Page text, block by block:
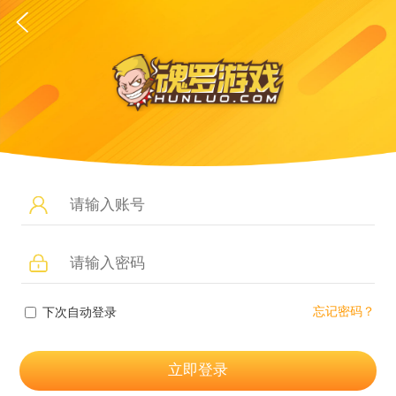
下次自动登录 忘记密码？
立即登录